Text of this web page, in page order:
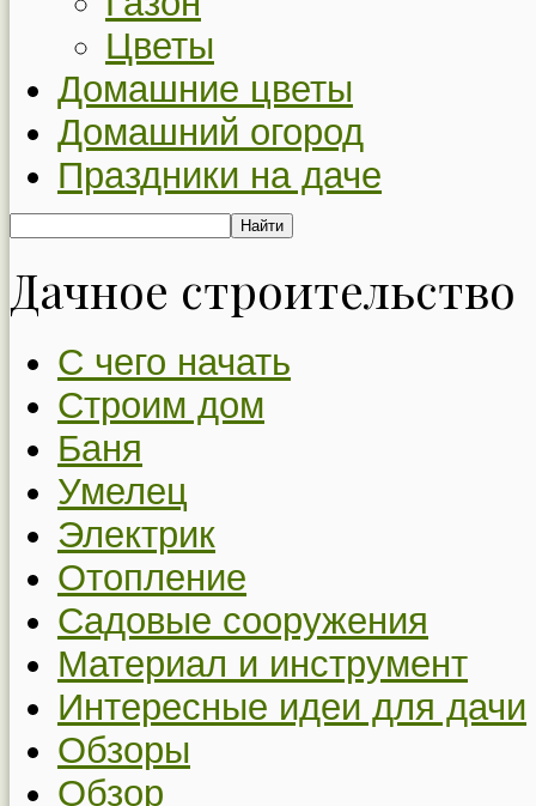
Цветы
Домашние цветы
Домашний огород
Праздники на даче
Дачное строительство
С чего начать
Строим дом
Баня
Умелец
Электрик
Отопление
Садовые сооружения
Материал и инструмент
Интересные идеи для дачи
Обзоры
Обзор